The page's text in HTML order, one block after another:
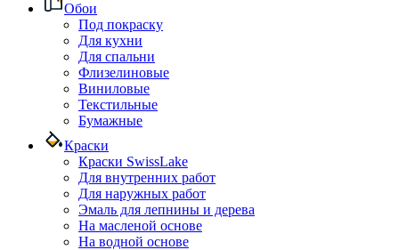
Обои
Под покраску
Для кухни
Для спальни
Флизелиновые
Виниловые
Текстильные
Бумажные
Краски
Краски SwissLake
Для внутренних работ
Для наружных работ
Эмаль для лепнины и дерева
На масленой основе
На водной основе